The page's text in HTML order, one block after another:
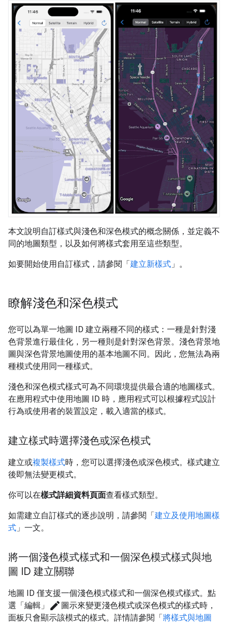
本文說明自訂樣式與淺色和深色模式的概念關係，並定義不
同的地圖類型，以及如何將樣式套用至這些類型。
如要開始使用自訂樣式，請參閱「建立新樣式 」。
瞭解淺色和深色模式
您可以為單一地圖 ID 建立兩種不同的樣式：一種是針對淺
色背景進行最佳化，另一種則是針對深色背景。淺色背景地
圖與深色背景地圖使用的基本地圖不同。因此，您無法為兩
種模式使用同一種樣式。
淺色和深色模式樣式可為不同環境提供最合適的地圖樣式。
在應用程式中使用地圖 ID 時，應用程式可以根據程式設計
行為或使用者的裝置設定，載入適當的樣式。
建立樣式時選擇淺色或深色模式
建立或複製樣式時，您可以選擇淺色或深色模式。樣式建立
後即無法變更模式。
你可以在樣式詳細資料頁面查看樣式類型。
如需建立自訂樣式的逐步說明，請參閱「建立及使用地圖樣
式 」一文。
將一個淺色模式樣式和一個深色模式樣式與地
圖 ID 建立關聯
地圖 ID 僅支援一個淺色模式樣式和一個深色模式樣式。點
選「編輯」
edit 圖示來變更淺色模式或深色模式的樣式時，
面板只會顯示該模式的樣式。詳情請參閱「將樣式與地圖